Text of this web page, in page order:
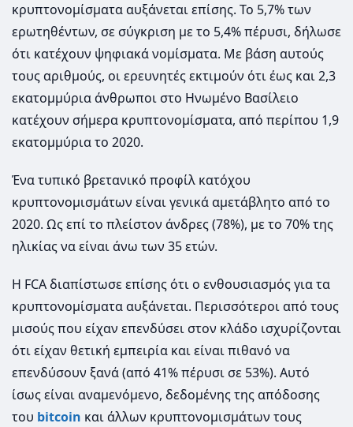
κρυπτονομίσματα αυξάνεται επίσης. Το 5,7% των
ερωτηθέντων, σε σύγκριση με το 5,4% πέρυσι, δήλωσε
ότι κατέχουν ψηφιακά νομίσματα. Με βάση αυτούς
τους αριθμούς, οι ερευνητές εκτιμούν ότι έως και 2,3
εκατομμύρια άνθρωποι στο Ηνωμένο Βασίλειο
κατέχουν σήμερα κρυπτονομίσματα, από περίπου 1,9
εκατομμύρια το 2020.
Ένα τυπικό βρετανικό προφίλ κατόχου
κρυπτονομισμάτων είναι γενικά αμετάβλητο από το
2020. Ως επί το πλείστον άνδρες (78%), με το 70% της
ηλικίας να είναι άνω των 35 ετών.
Η FCA διαπίστωσε επίσης ότι ο ενθουσιασμός για τα
κρυπτονομίσματα αυξάνεται. Περισσότεροι από τους
μισούς που είχαν επενδύσει στον κλάδο ισχυρίζονται
ότι είχαν θετική εμπειρία και είναι πιθανό να
επενδύσουν ξανά (από 41% πέρυσι σε 53%). Αυτό
ίσως είναι αναμενόμενο, δεδομένης της απόδοσης
του bitcoin και άλλων κρυπτονομισμάτων τους